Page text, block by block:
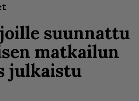
suunnattu
matkailun
julkaistu